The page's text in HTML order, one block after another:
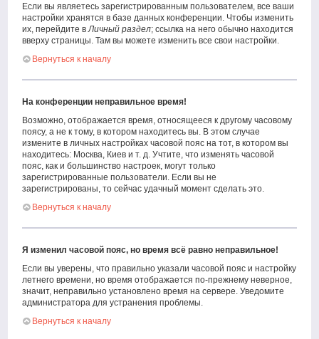
Если вы являетесь зарегистрированным пользователем, все ваши
настройки хранятся в базе данных конференции. Чтобы изменить
их, перейдите вЛичный раздел; ссылка на него обычно находится
вверху страницы. Там вы можете изменить все свои настройки.
Вернуться к началу
На конференции неправильное время!
Возможно, отображается время, относящееся к другому часовому
поясу, а не к тому, в котором находитесь вы. В этом случае
измените в личных настройках часовой пояс на тот, в котором вы
находитесь: Москва, Киев и т. д. Учтите, что изменять часовой
пояс, как и большинство настроек, могут только
зарегистрированные пользователи. Если вы не
зарегистрированы, то сейчас удачный момент сделать это.
Вернуться к началу
Я изменил часовой пояс, но время всё равно неправильное!
Если вы уверены, что правильно указали часовой пояс и настройку
летнего времени, но время отображается по-прежнему неверное,
значит, неправильно установлено время на сервере. Уведомите
администратора для устранения проблемы.
Вернуться к началу